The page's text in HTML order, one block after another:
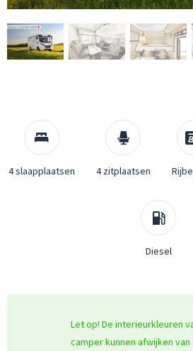
4 slaapplaatsen 4 zitplaatsen
Diesel
Let op! De interieurkleuren
camper kunnen afwijken